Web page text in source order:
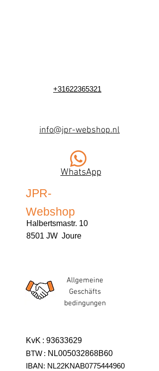
+31622365321
info@jpr-webshop.nl
WhatsApp
JPR-
Webshop
Halbertsmastr. 10
8501 JW Joure
Allgemeine
Geschäfts
bedingungen
KvK : 93633629
BTW : NL005032868B60
IBAN: NL22KNAB0775444960